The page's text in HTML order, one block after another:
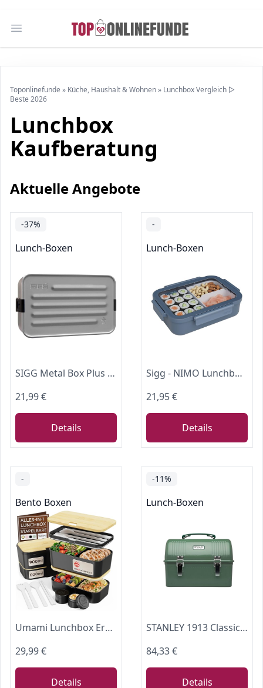
Open main menu
Toponlinefunde » Küche, Haushalt & Wohnen» Lunchbox Vergleich ▷
Beste 2026
Lunchbox
Kaufberatung
Aktuelle Angebote
-37%
Lunch-Boxen
SIGG Metal Box Plus L Lunchbox (1.2 L), moderne Brotdose mit praktischem Einsatz für unterwegs, federleichte Wander Brotbox aus Aluminium mit Trennwand
21,99 €
Details
-
Lunch-Boxen
Sigg - NIMO Lunchbox L Deep Blue - Auslaufsicher - Trenner - Mikrowellen- & Spülmaschinengeeignet - BPA-frei - Leicht - Swiss Design - Für Arbeit & Schule - Dunkelblau - 1.3 L
21,95 €
Details
-
Bento Boxen
Umami Lunchbox Erwachsene, auslaufsicher, bento box Fächern & 4 Bestecke
29,99 €
Details
-11%
Lunch-Boxen
STANLEY 1913 Classic Lunch Box 9.5L - Hammertone Green
84,33 €
Details